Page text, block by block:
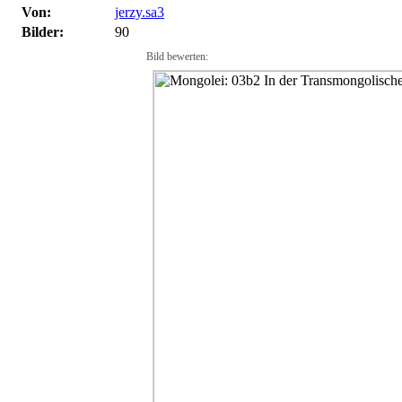
Von:
jerzy.sa3
Bilder:
90
Bild bewerten: